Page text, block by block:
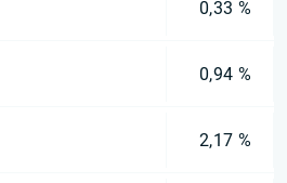
0,33 %
0,94 %
2,17 %